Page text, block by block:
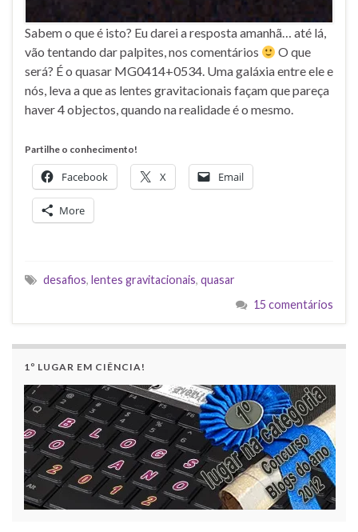
Sabem o que é isto? Eu darei a resposta amanhã… até lá,
vão tentando dar palpites, nos comentários
O que
será? É o quasar MG0414+0534. Uma galáxia entre ele e
nós, leva a que as lentes gravitacionais façam que pareça
haver 4 objectos, quando na realidade é o mesmo.
Partilhe o conhecimento!
Facebook X Email
More
desafios, lentes gravitacionais, quasar
15 comentários
1º LUGAR EM CIÊNCIA!